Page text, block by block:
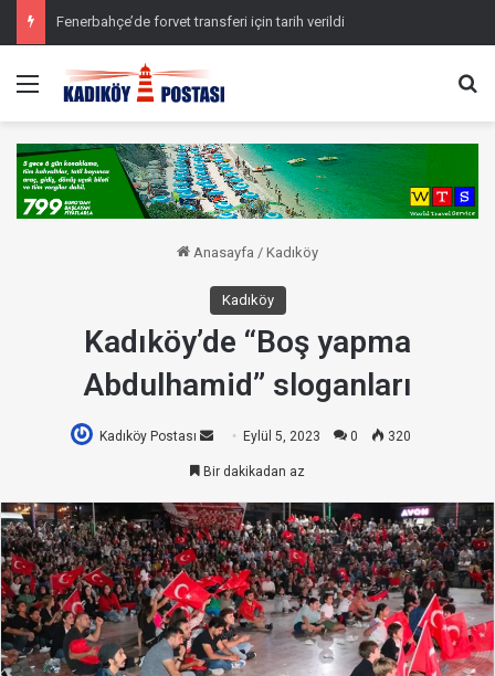
Fenerbahçe’de forvet transferi için tarih verildi
Menü
Anasayfa / Kadıköy
Kadıköy
Kadıköy’de “Boş yapma
Abdulhamid” sloganları
Kadıköy Postası
e-
göndermek
Eylül 5, 2023 0 320
Bir dakikadan az